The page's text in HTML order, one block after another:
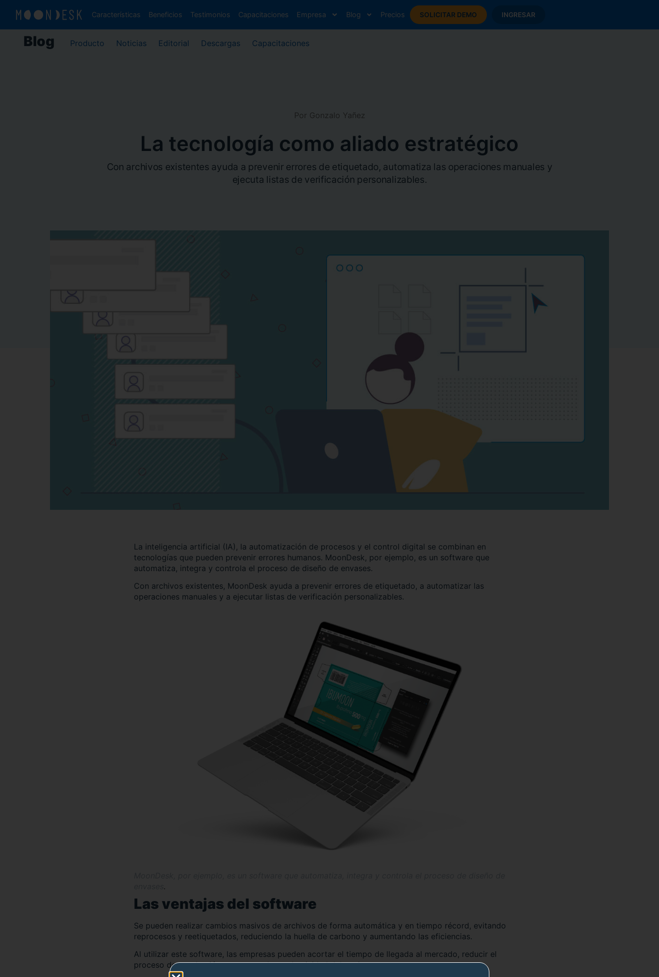
Características Beneficios Testimonios Capacitaciones Empresa Blog Precios SOLICITAR DEMO INGRESAR
Blog Producto Noticias Editorial Descargas Capacitaciones
Por Gonzalo Yañez
La tecnología como aliado estratégico
Con archivos existentes ayuda a prevenir errores de etiquetado, automatiza las operaciones manuales y
ejecuta listas de verificación personalizables.
La inteligencia artificial (IA), la automatización de procesos y el control digital se combinan en
tecnologías que pueden prevenir errores humanos. MoonDesk, por ejemplo, es un software que
automatiza, integra y controla el proceso de diseño de envases.
Con archivos existentes, MoonDesk ayuda a prevenir errores de etiquetado, a automatizar las
operaciones manuales y a ejecutar listas de verificación personalizables.
.
Las ventajas del software
Se pueden realizar cambios masivos de archivos de forma automática y en tiempo récord, evitando
reprocesos y reetiquetados, reduciendo la huella de carbono y aumentando las eficiencias.
Al utilizar este software, las empresas pueden acortar el tiempo de llegada al mercado, reducir el
proceso de aprobación y aumentar la productividad del equipo.